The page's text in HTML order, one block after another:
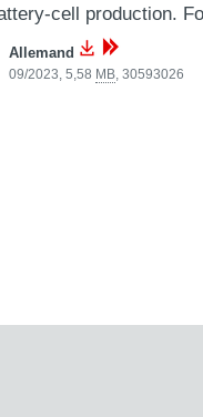
cell production.
Allemand
09/2023, 5,58 MB, 30593026